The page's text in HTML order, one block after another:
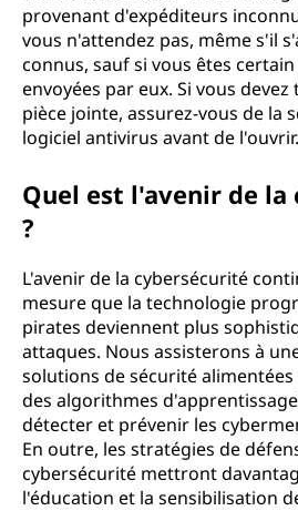
provenant d'expéditeurs
vous n'attendez pas, même s'il
connus, sauf si vous êtes
envoyées par eux. Si vous
pièce jointe, assurez-vous de la
logiciel antivirus avant de
Quel est l'avenir de la
?
L'avenir de la cybersécurité
mesure que la technologie
pirates deviennent plus
attaques. Nous assisterons à
solutions de sécurité
des algorithmes
détecter et prévenir les
En outre, les stratégies de
cybersécurité mettront
l'éducation et la